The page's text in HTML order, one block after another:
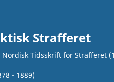
Strafferet
Nordisk Tidsskrift for Strafferet
- 1889)